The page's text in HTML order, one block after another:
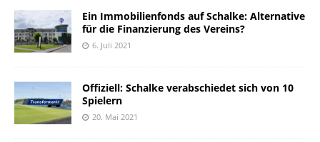
Ein Immobilienfonds auf Schalke: Alternative
für die Finanzierung des Vereins?
6. Juli 2021
Offiziell: Schalke verabschiedet sich von 10
Spielern
20. Mai 2021